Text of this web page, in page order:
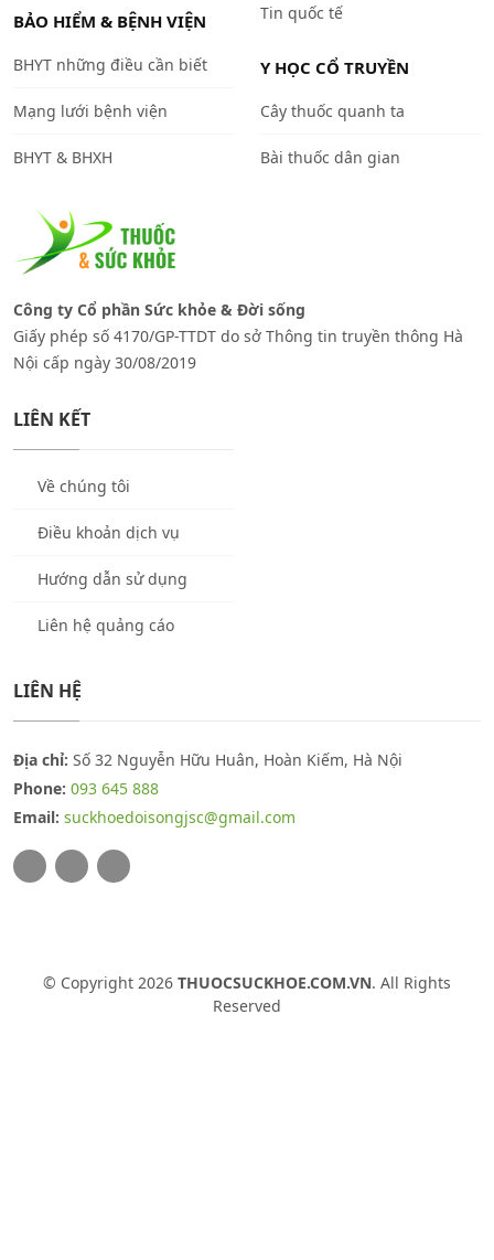
BẢO HIỂM & BỆNH VIỆN
BHYT những điều cần biết
Mạng lưới bệnh viện
BHYT & BHXH
Tin quốc tế
Y HỌC CỔ TRUYỀN
Cây thuốc quanh ta
Bài thuốc dân gian
Công ty Cổ phần Sức khỏe & Đời sống
Giấy phép số 4170/GP-TTDT do sở Thông tin truyền thông Hà
Nội cấp ngày 30/08/2019
LIÊN KẾT
Về chúng tôi
Điều khoản dịch vụ
Hướng dẫn sử dụng
Liên hệ quảng cáo
LIÊN HỆ
Địa chỉ: Số 32 Nguyễn Hữu Huân, Hoàn Kiếm, Hà Nội
Phone: 093 645 888
Email: suckhoedoisongjsc@gmail.com
© Copyright 2026 THUOCSUCKHOE.COM.VN. All Rights
Reserved